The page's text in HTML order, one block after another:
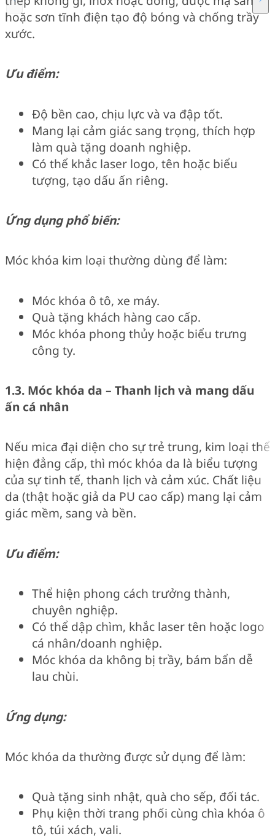
hoặc sơn tĩnh điện tạo độ bóng và chống trầy
xước.
Ưu điểm:
Độ bền cao, chịu lực và va đập tốt.
Mang lại cảm giác sang trọng, thích hợp
làm quà tặng doanh nghiệp.
Có thể khắc laser logo, tên hoặc biểu
tượng, tạo dấu ấn riêng.
Ứng dụng phổ biến:
Móc khóa kim loại thường dùng để làm:
Móc khóa ô tô, xe máy.
Quà tặng khách hàng cao cấp.
Móc khóa phong thủy hoặc biểu trưng
công ty.
1.3. Móc khóa da – Thanh lịch và mang dấu
ấn cá nhân
Nếu mica đại diện cho sự trẻ trung, kim loại thể
hiện đẳng cấp, thì móc khóa da là biểu tượng
của sự tinh tế, thanh lịch và cảm xúc. Chất liệu
da (thật hoặc giả da PU cao cấp) mang lại cảm
giác mềm, sang và bền.
Ưu điểm:
Thể hiện phong cách trưởng thành,
chuyên nghiệp.
Có thể dập chìm, khắc laser tên hoặc logo
cá nhân/doanh nghiệp.
Móc khóa da không bị trầy, bám bẩn dễ
lau chùi.
Ứng dụng:
Móc khóa da thường được sử dụng để làm:
Quà tặng sinh nhật, quà cho sếp, đối tác.
Phụ kiện thời trang phối cùng chìa khóa ô
tô, túi xách, vali.